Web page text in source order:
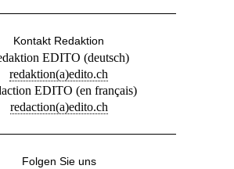
Kontakt Redaktion
EDITO (deutsch)
redaktion(a)edito.ch
EDITO (en français)
redaction(a)edito.ch
Folgen Sie uns